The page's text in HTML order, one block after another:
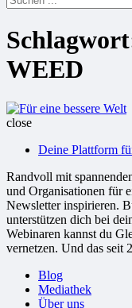
for:
WEED
close
Deine Plattform
Randvoll mit
und Organisationen für
Newsletter inspirieren.
unterstützen dich bei
Webinaren kannst du
vernetzen. Und das seit
Blog
Mediathek
Über uns